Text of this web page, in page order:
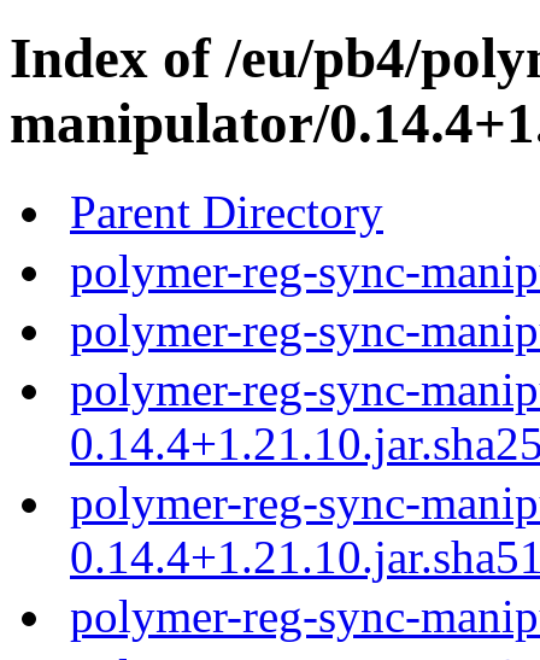
Index of /eu/pb4/
manipulator/
Parent Directory
polymer-reg-sync-
polymer-reg-sync-
polymer-reg-sync-
polymer-reg-sync-
polymer-reg-sync-